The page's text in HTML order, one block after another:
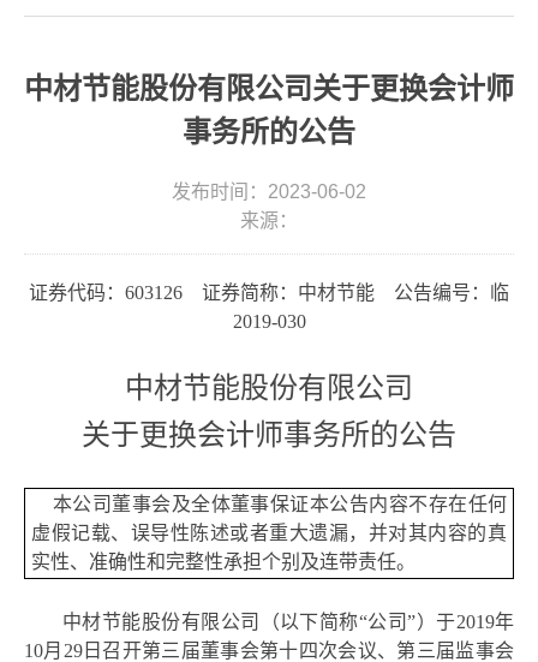
中材节能股份有限公司关于更换会计师
事务所的公告
发布时间：2023-06-02
来源：
证券代码： 603126 证券简称：中材节能 公告编号：临
2019-030
中材节能股份有限公司
关于更换会计师事务所的公告
本公司董事会及全体董事保证本公告内容不存在任何
虚假记载、误导性陈述或者重大遗漏，并对其内容的真
实性、准确性和完整性承担个别及连带责任。
中材节能股份有限公司 （以下简称“公司”）于2019年
10月29日召开第三届董事会第十四次会议、第三届监事会